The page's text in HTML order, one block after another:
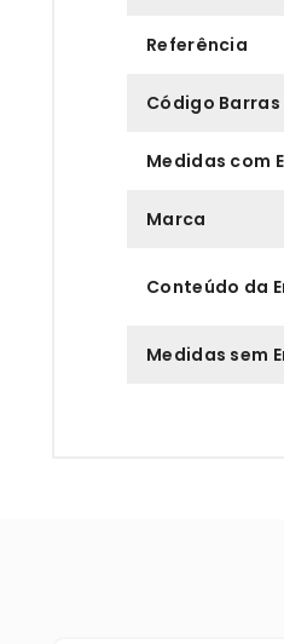
Referência
Código Barras
Medidas com
Marca
Conteúdo da
Medidas sem